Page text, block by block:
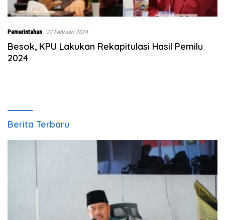
Pemerintahan 27 Februari 2024
Besok, KPU Lakukan Rekapitulasi Hasil Pemilu
2024
Berita Terbaru